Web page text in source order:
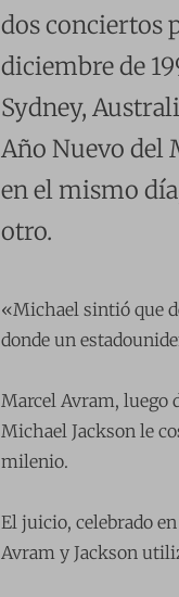
dos conciertos
diciembre de
Sydney,
Año Nuevo del
en el mismo
otro.
«Michael sintió que
donde un
Marcel Avram, luego
Michael Jackson le
milenio.
El juicio, celebrado
Avram y Jackson